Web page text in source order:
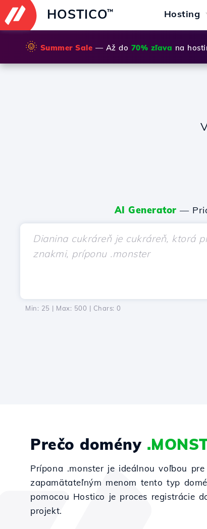
HOSTICO™ Hosting
🌞 Summer Sale — Až do 70% zľava na
AI Generator —
Min: 25 | Max: 500 | Chars: 0
Prečo domény
Prípona .monster je ideálnou voľbou
zapamätateľným menom tento typ
pomocou Hostico je proces registrácie
projekt.